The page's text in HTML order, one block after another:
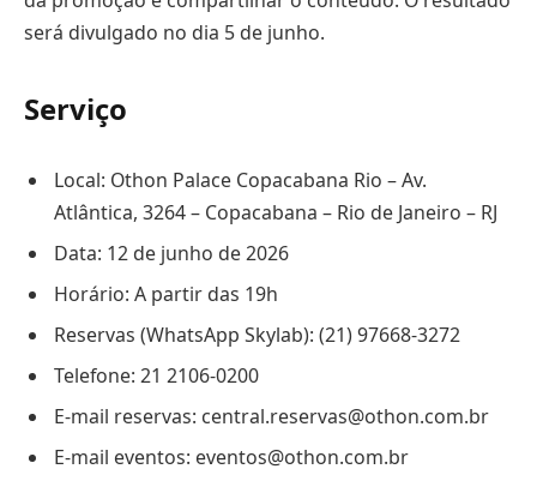
será divulgado no dia 5 de junho.
Serviço
Local: Othon Palace Copacabana Rio – Av.
Atlântica, 3264 – Copacabana – Rio de Janeiro – RJ
Data: 12 de junho de 2026
Horário: A partir das 19h
Reservas (WhatsApp Skylab): (21) 97668-3272
Telefone: 21 2106-0200
E-mail reservas: central.reservas@othon.com.br
E-mail eventos: eventos@othon.com.br